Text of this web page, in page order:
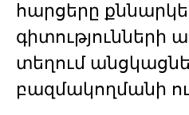
հարցերը
տեղում
բազմակողմանի